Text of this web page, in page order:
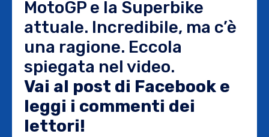
MotoGP e la Superbike
attuale. Incredibile, ma c’è
una ragione. Eccola
spiegata nel video.
Vai al post di Facebook e
leggi i commenti dei
lettori!